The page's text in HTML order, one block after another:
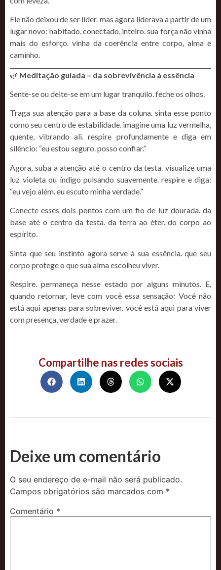
Ele não deixou de ser líder. mas agora liderava a partir de um
lugar novo: habitado, conectado, inteiro. sua força não vinha
mais do esforço. vinha da coerência entre corpo, alma e
caminho.
🌿 Meditação guiada – da sobrevivência à essência
Sente-se ou deite-se em um lugar tranquilo. feche os olhos.
Traga sua atenção para a base da coluna. sinta esse ponto
como seu centro de estabilidade. imagine uma luz vermelha,
quente, vibrando ali. respire profundamente e diga em
silêncio: “eu estou seguro. posso confiar.”
Agora, suba a atenção até o centro da testa. visualize uma
luz violeta ou índigo pulsando suavemente. respire e diga:
“eu vejo além. eu escuto minha verdade.”
Conecte esses dois pontos com um fio de luz dourada. da
base até o centro da testa. da terra ao éter. do corpo ao
espírito.
Sinta que seu instinto agora serve à sua essência. que seu
corpo protege o que sua alma escolheu viver.
Respire. permaneça nesse estado por alguns minutos. E,
quando retornar, leve com você essa sensação: Você não
está aqui apenas para sobreviver. você está aqui para viver
com presença, verdade e prazer.
Compartilhe nas redes sociais
Deixe um comentário
O seu endereço de e-mail não será publicado.
Campos obrigatórios são marcados com *
Comentário *